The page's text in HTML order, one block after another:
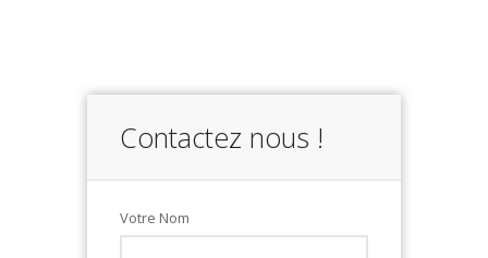
Contactez nous !
Votre Nom